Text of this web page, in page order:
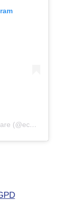
Une publication partagée par Biodiversity Care (@eco.volontaire)